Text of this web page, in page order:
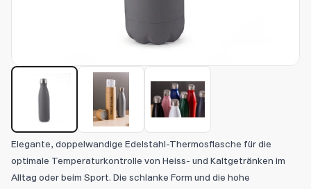
Elegante, doppelwandige Edelstahl-Thermosflasche für die
optimale Temperaturkontrolle von Heiss- und Kaltgetränken im
Alltag oder beim Sport. Die schlanke Form und die hohe